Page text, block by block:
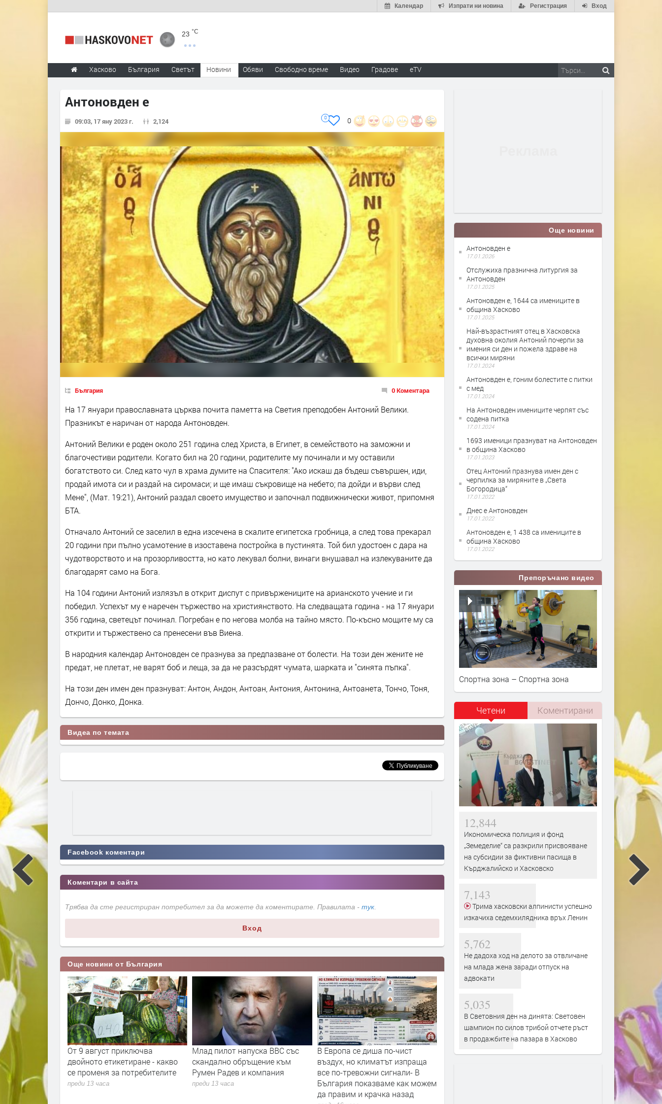
Вход
Регистрация
Изпрати ни новина
Календар
23 °C
Хасково България Светът Новини Обяви Свободно време Видео Градове eTV
Антоновден е
09:03, 17 яну 2023 г. 2,124 0
0
България 0 Коментара
На 17 януари православната църква почита паметта на Светия преподобен Антоний Велики.
Празникът е наричан от народа Антоновден.
Антоний Велики е роден около 251 година след Христа, в Египет, в семейството на заможни и
благочестиви родители. Когато бил на 20 години, родителите му починали и му оставили
богатството си. След като чул в храма думите на Спасителя: "Ако искаш да бъдеш съвършен, иди,
продай имота си и раздай на сиромаси; и ще имаш съкровище на небето; па дойди и върви след
Мене", (Мат. 19:21), Антоний раздал своето имущество и започнал подвижнически живот, припомня
БТА.
Отначало Антоний се заселил в една изсечена в скалите египетска гробница, а след това прекарал
20 години при пълно усамотение в изоставена постройка в пустинята. Той бил удостоен с дара на
чудотворството и на прозорливостта, но като лекувал болни, винаги внушавал на излекуваните да
благодарят само на Бога.
На 104 години Антоний излязъл в открит диспут с привържениците на арианското учение и ги
победил. Успехът му е наречен тържество на християнството. На следващата година - на 17 януари
356 година, светецът починал. Погребан е по негова молба на тайно място. По-късно мощите му са
открити и тържествено са пренесени във Виена.
В народния календар Антоновден се празнува за предпазване от болести. На този ден жените не
предат, не плетат, не варят боб и леща, за да не разсърдят чумата, шарката и "синята пъпка".
На този ден имен ден празнуват: Антон, Андон, Антоан, Антония, Антонина, Антоанета, Тончо, Тоня,
Дончо, Донко, Донка.
Видеа по темата
Facebook коментари
Коментари в сайта
Трябва да сте регистриран потребител за да можете да коментирате. Правилата - тук
Вход
Още новини от България
ще провeрява
на
От 9 август приключва
двойното етикетиране - какво
се променя за потребителите
преди 13 часа
Млад пилот напуска ВВС със
скандално обръщение към
Румен Радев и компания
преди 13 часа
В Европа се диша по-чист
въздух, но климатът изпраща
все по-тревожни сигнали- В
България показваме как можем
да правим и крачка назад
Турция взима 33% от
Първите бели щъркели
Още новини
Антоновден е
17.01.2026
Отслужиха празнична литургия за
Антоновден
17.01.2025
Антоновден е, 1644 са имениците в
община Хасково
17.01.2025
Най-възрастният отец в Хасковска
духовна околия Антоний почерпи за
имения си ден и пожела здраве на
всички миряни
17.01.2024
Антоновден е, гоним болестите с питки
с мед
17.01.2024
На Антоновден имениците черпят със
содена питка
17.01.2024
1693 именици празнуват на Антоновден
в община Хасково
17.01.2023
Отец Антоний празнува имен ден с
черпилка за миряните в „Света
Богородица“
17.01.2022
Днес е Антоновден
17.01.2022
Антоновден е, 1 438 са имениците в
община Хасково
17.01.2022
Препоръчано видео
Спортна зона – Спортна зона
Четени Коментирани
12,844
Икономическа полиция и фонд
„Земеделие“ са разкрили присвояване
на субсидии за фиктивни пасища в
Кърджалийско и Хасковско
7,143
Трима хасковски алпинисти успешно
изкачиха седемхилядника връх Ленин
5,762
Не дадоха ход на делото за отвличане
на млада жена заради отпуск на
адвокати
5,035
В Световния ден на динята: Световен
шампион по силов трибой отчете ръст
в продажбите на пазара в Хасково